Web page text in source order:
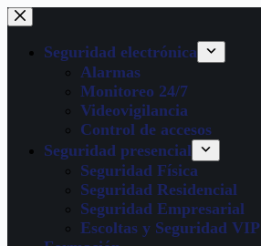
Seguridad electrónica
Alarmas
Monitoreo 24/7
Videovigilancia
Control de accesos
Seguridad presencial
Seguridad Física
Seguridad Residencial
Seguridad Empresarial
Escoltas y Seguridad VIP